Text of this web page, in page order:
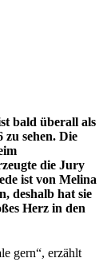
bald überall als
sehen. Die
die Jury
ist von Melina
deshalb hat sie
Herz in den
gern“, erzählt